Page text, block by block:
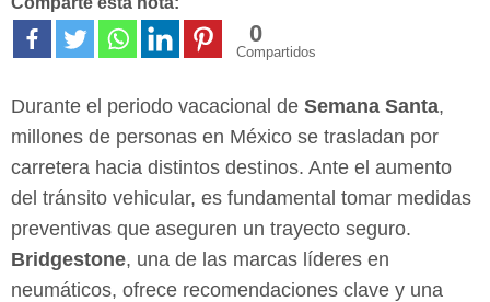
0
Compartidos
Durante el periodo vacacional de Semana Santa,
millones de personas en México se trasladan por
carretera hacia distintos destinos. Ante el aumento
del tránsito vehicular, es fundamental tomar medidas
preventivas que aseguren un trayecto seguro.
Bridgestone, una de las marcas líderes en
neumáticos, ofrece recomendaciones clave y una